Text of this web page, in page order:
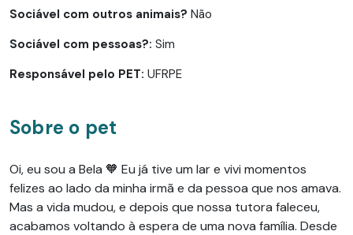
Sociável com outros animais? Não
Sociável com pessoas?: Sim
Responsável pelo PET: UFRPE
Sobre o pet
Oi, eu sou a Bela 🧡 Eu já tive um lar e vivi momentos
felizes ao lado da minha irmã e da pessoa que nos amava.
Mas a vida mudou, e depois que nossa tutora faleceu,
acabamos voltando à espera de uma nova família. Desde